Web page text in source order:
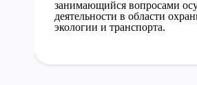
занимающийся вопросами
деятельности в области
экологии и транспорта.